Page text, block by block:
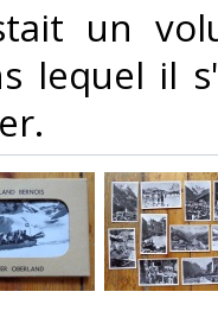
un
lequel il